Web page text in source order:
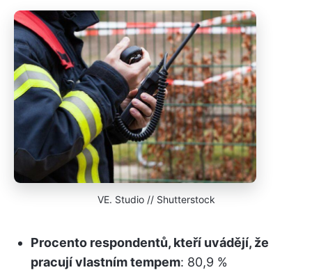
VE. Studio // Shutterstock
Procento respondentů, kteří uvádějí, že
pracují vlastním tempem: 80,9 %